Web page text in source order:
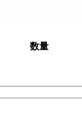
数量